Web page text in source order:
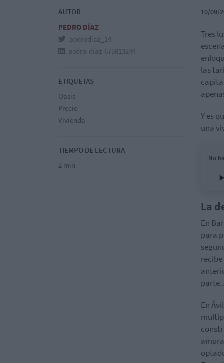
AUTOR
PEDRO DÍAZ
pedrodiaz_14
pedro-díaz-675813244
ETIQUETAS
Oasis
Precio
Vivienda
TIEMPO DE LECTURA
2 min
10/09/
Tres
las
Y es
una
No
La
En
para
parte.
En